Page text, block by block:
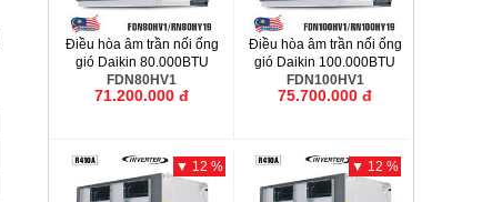
Điều hòa âm trần nối ống
gió Daikin 80.000BTU
FDN80HV1
71.200.000 đ
Điều hòa âm trần nối ống
gió Daikin 100.000BTU
FDN100HV1
75.700.000 đ
▼ 12 % ▼ 12 %